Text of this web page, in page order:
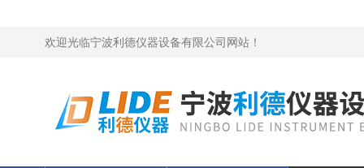
欢迎光临宁波利德仪器设备有限公司网站！